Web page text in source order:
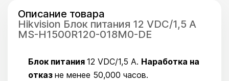
Описание товара
Hikvision Блок питания 12 VDC/1,5 A
MS-H1500R120-018M0-DE
Блок питания 12 VDC/1,5 A. Наработка на
отказ не менее 50,000 часов.